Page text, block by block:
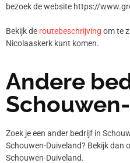
bezoek de website https://
Bekijk de routebeschrijving om te
Nicolaaskerk kunt komen.
Andere
Zoek je een ander bedrijf in
Schouwen-Duiveland? Bekijk dan
Schouwen-Duiveland.